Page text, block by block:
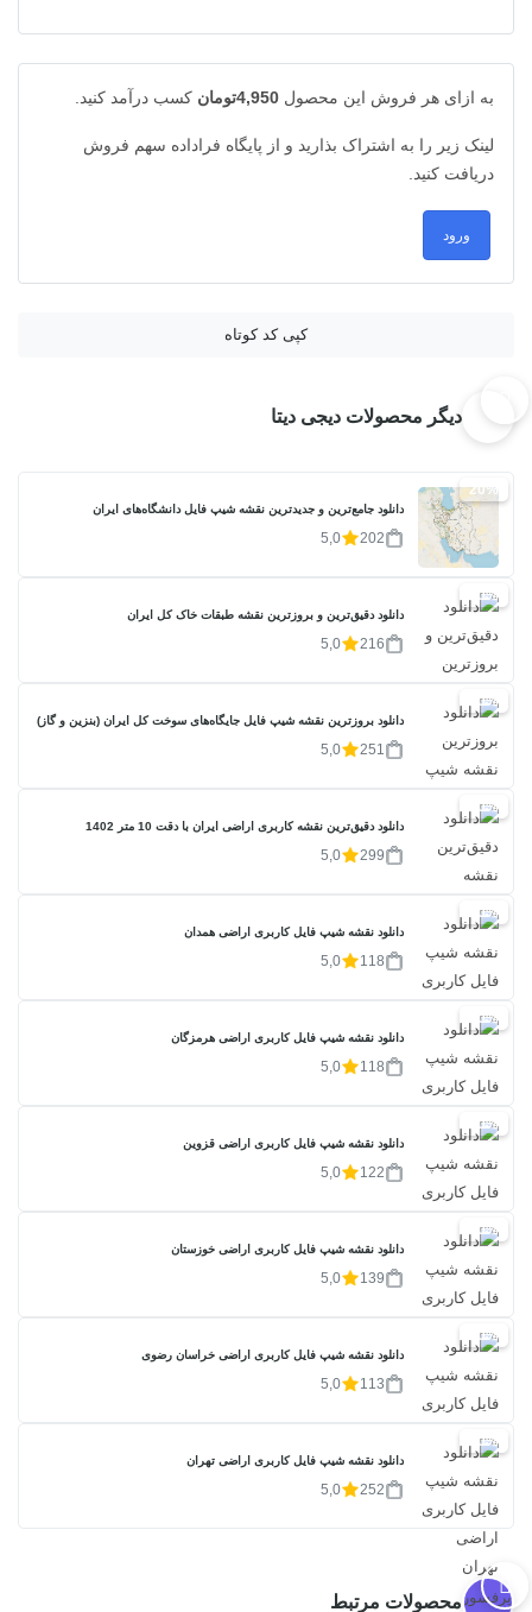
به ازای هر فروش این محصول 4,950تومان کسب درآمد کنید.
لینک زیر را به اشتراک بذارید و از پایگاه فراداده سهم فروش
دریافت کنید.
ورود
کپی کد کوتاه
دیگر محصولات دیجی دیتا
20%
دانلود جامع‌ترین و جدیدترین نقشه شیپ فایل دانشگاه‌های ایران
202
5,0
20%
دانلود دقیق‌ترین و بروزترین نقشه طبقات خاک کل ایران
216
5,0
20%
دانلود بروزترین نقشه شیپ فایل جایگاه‌های سوخت کل ایران (بنزین و گاز)
251
5,0
20%
دانلود دقیق‌ترین نقشه کاربری اراضی ایران با دقت 10 متر 1402
299
5,0
20%
دانلود نقشه شیپ فایل کاربری اراضی همدان
118
5,0
20%
دانلود نقشه شیپ فایل کاربری اراضی هرمزگان
118
5,0
20%
دانلود نقشه شیپ فایل کاربری اراضی قزوین
122
5,0
20%
دانلود نقشه شیپ فایل کاربری اراضی خوزستان
139
5,0
20%
دانلود نقشه شیپ فایل کاربری اراضی خراسان رضوی
113
5,0
20%
دانلود نقشه شیپ فایل کاربری اراضی تهران
252
5,0
محصولات مرتبط